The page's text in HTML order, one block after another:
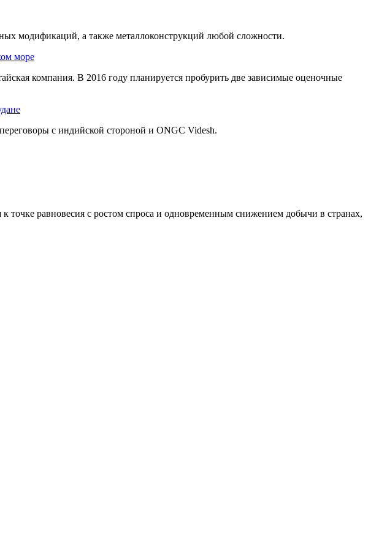
модификаций, а также металлоконструкций любой сложности.
море
компания. В 2016 году планируется пробурить две зависимые оценочные
с индийской стороной и ONGC Videsh.
точке равновесия с ростом спроса и одновременным снижением добычи в странах,